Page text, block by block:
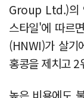
Group Ltd.)의
스타일'에 따르
(HNWI)가 살기
홍콩을 제치고 2
높은 비용에도